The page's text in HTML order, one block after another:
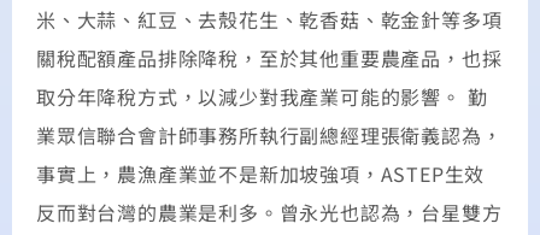
米、大蒜、紅豆、去殼花生、乾香菇、乾金針等多項
關稅配額產品排除降稅，至於其他重要農產品，也採
取分年降稅方式，以減少對我產業可能的影響。 勤
業眾信聯合會計師事務所執行副總經理張衛義認為，
事實上，農漁產業並不是新加坡強項，ASTEP生效
反而對台灣的農業是利多。曾永光也認為，台星雙方